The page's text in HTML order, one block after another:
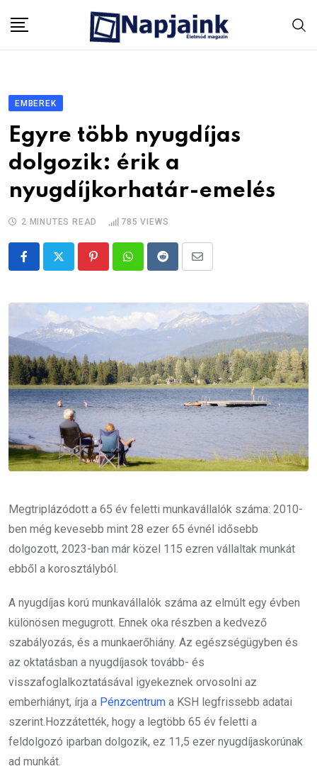
EMBEREK
Egyre több nyugdíjas
dolgozik: érik a
nyugdíjkorhatár-emelés
2 MINUTES READ 785 VIEWS
PinterestWhatsappRedditShare
Email
Megtriplázódott a 65 év feletti munkavállalók száma: 2010-
ben még kevesebb mint 28 ezer 65 évnél idősebb
dolgozott, 2023-ban már közel 115 ezren vállaltak munkát
ebből a korosztályból.
A nyugdíjas korú munkavállalók száma az elmúlt egy évben
különösen megugrott. Ennek oka részben a kedvező
szabályozás, és a munkaerőhiány. Az egészségügyben és
az oktatásban a nyugdíjasok tovább- és
visszafoglalkoztatásával igyekeznek orvosolni az
emberhiányt, írja a Pénzcentrum a KSH legfrissebb adatai
szerint.Hozzátették, hogy a legtöbb 65 év feletti a
feldolgozó iparban dolgozik, ez 11,5 ezer nyugdíjaskorúnak
ad munkát.